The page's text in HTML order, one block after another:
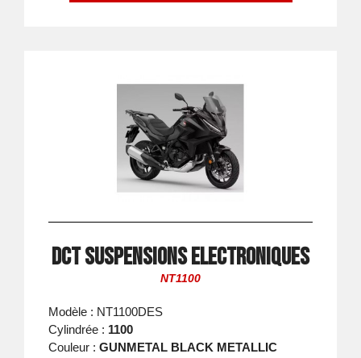
DCT suspensions electroniques
NT1100
Modèle : NT1100DES
Cylindrée : 1100
Couleur : GUNMETAL BLACK METALLIC